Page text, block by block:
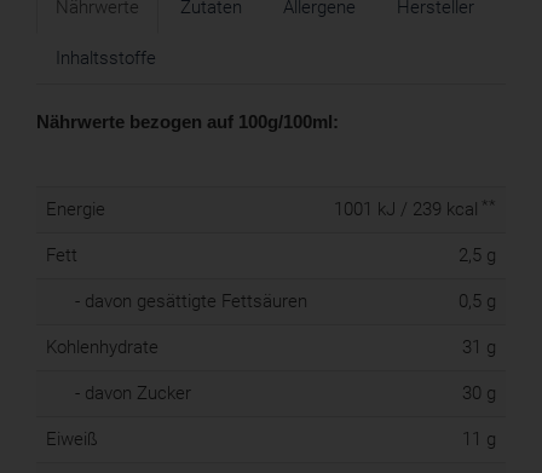
Nährwerte Zutaten Allergene Hersteller
Inhaltsstoffe
Nährwerte bezogen auf 100g/100ml:
Energie 1001 kJ / 239 kcal **
Fett 2,5 g
- davon gesättigte Fettsäuren 0,5 g
Kohlenhydrate 31 g
- davon Zucker 30 g
Eiweiß 11 g